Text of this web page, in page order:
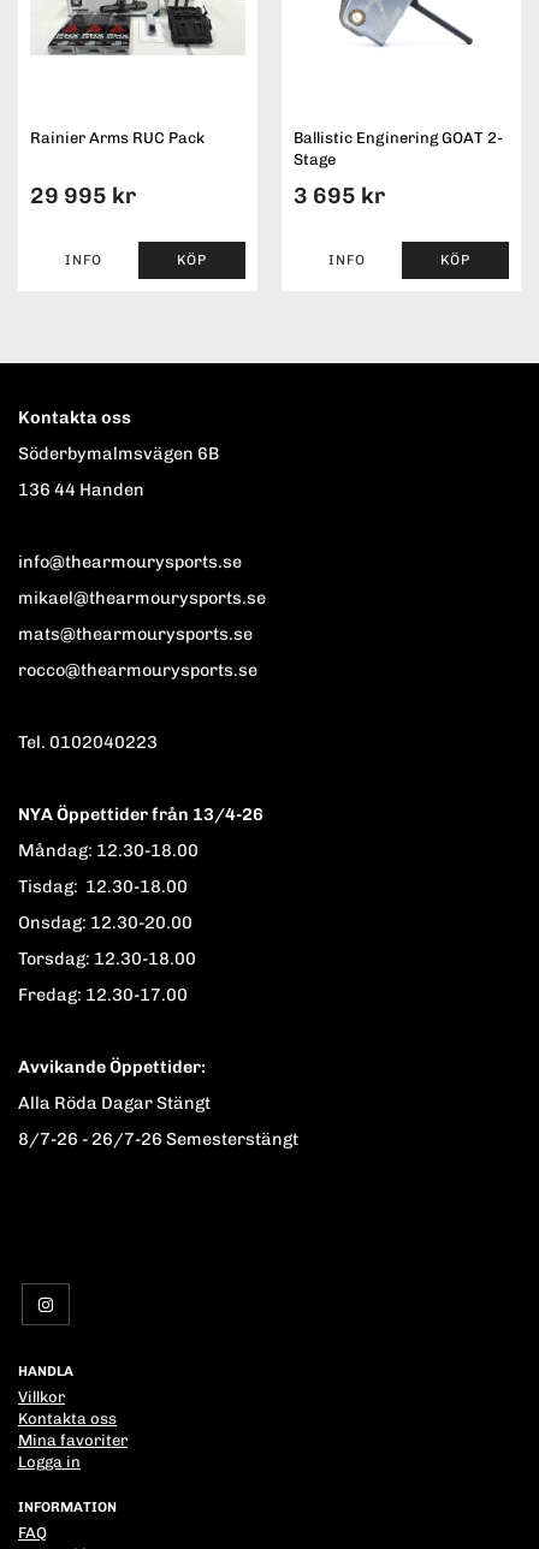
Rainier Arms RUC Pack
29 995 kr
INFO KÖP
Ballistic Enginering GOAT 2-
Stage
3 695 kr
INFO KÖP
Kontakta oss
Söderbymalmsvägen 6B
136 44 Handen
info@thearmourysports.se
mikael@thearmourysports.se
mats@thearmourysports.se
rocco@thearmourysports.se
Tel. 0102040223
NYA Öppettider från 13/4-26
Måndag: 12.30-18.00
Tisdag: 12.30-18.00
Onsdag: 12.30-20.00
Torsdag: 12.30-18.00
Fredag: 12.30-17.00
Avvikande Öppettider:
Alla Röda Dagar Stängt
8/7-26 - 26/7-26 Semesterstängt
HANDLA
Villkor
Kontakta oss
Mina favoriter
Logga in
INFORMATION
FAQ